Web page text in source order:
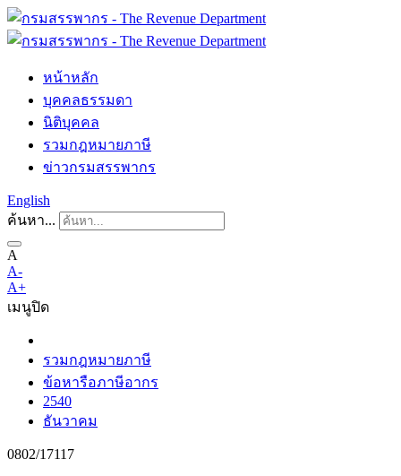
หน้าหลัก
บุคคลธรรมดา
นิติบุคคล
รวมกฎหมายภาษี
ข่าวกรมสรรพากร
English
ค้นหา...
A
A-
A+
เมนูปิด
รวมกฎหมายภาษี
ข้อหารือภาษีอากร
2540
ธันวาคม
0802/17117